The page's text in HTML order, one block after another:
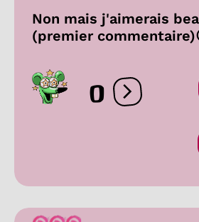
Non mais j'aimerais
(premier
0 Ouvrir les